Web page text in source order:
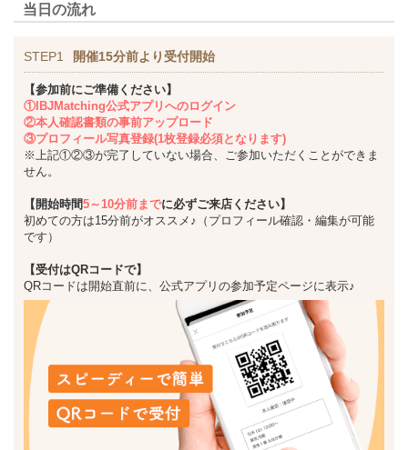
当日の流れ
STEP1 開催15分前より受付開始
【参加前にご準備ください】
①IBJMatching公式アプリへのログイン
②本人確認書類の事前アップロード
③プロフィール写真登録(1枚登録必須となります)
※上記①②③が完了していない場合、ご参加いただくことができま
せん。
【開始時間5～10分前までに必ずご来店ください】
初めての方は15分前がオススメ♪（プロフィール確認・編集が可能
です）
【受付はQRコードで】
QRコードは開始直前に、公式アプリの参加予定ページに表示♪